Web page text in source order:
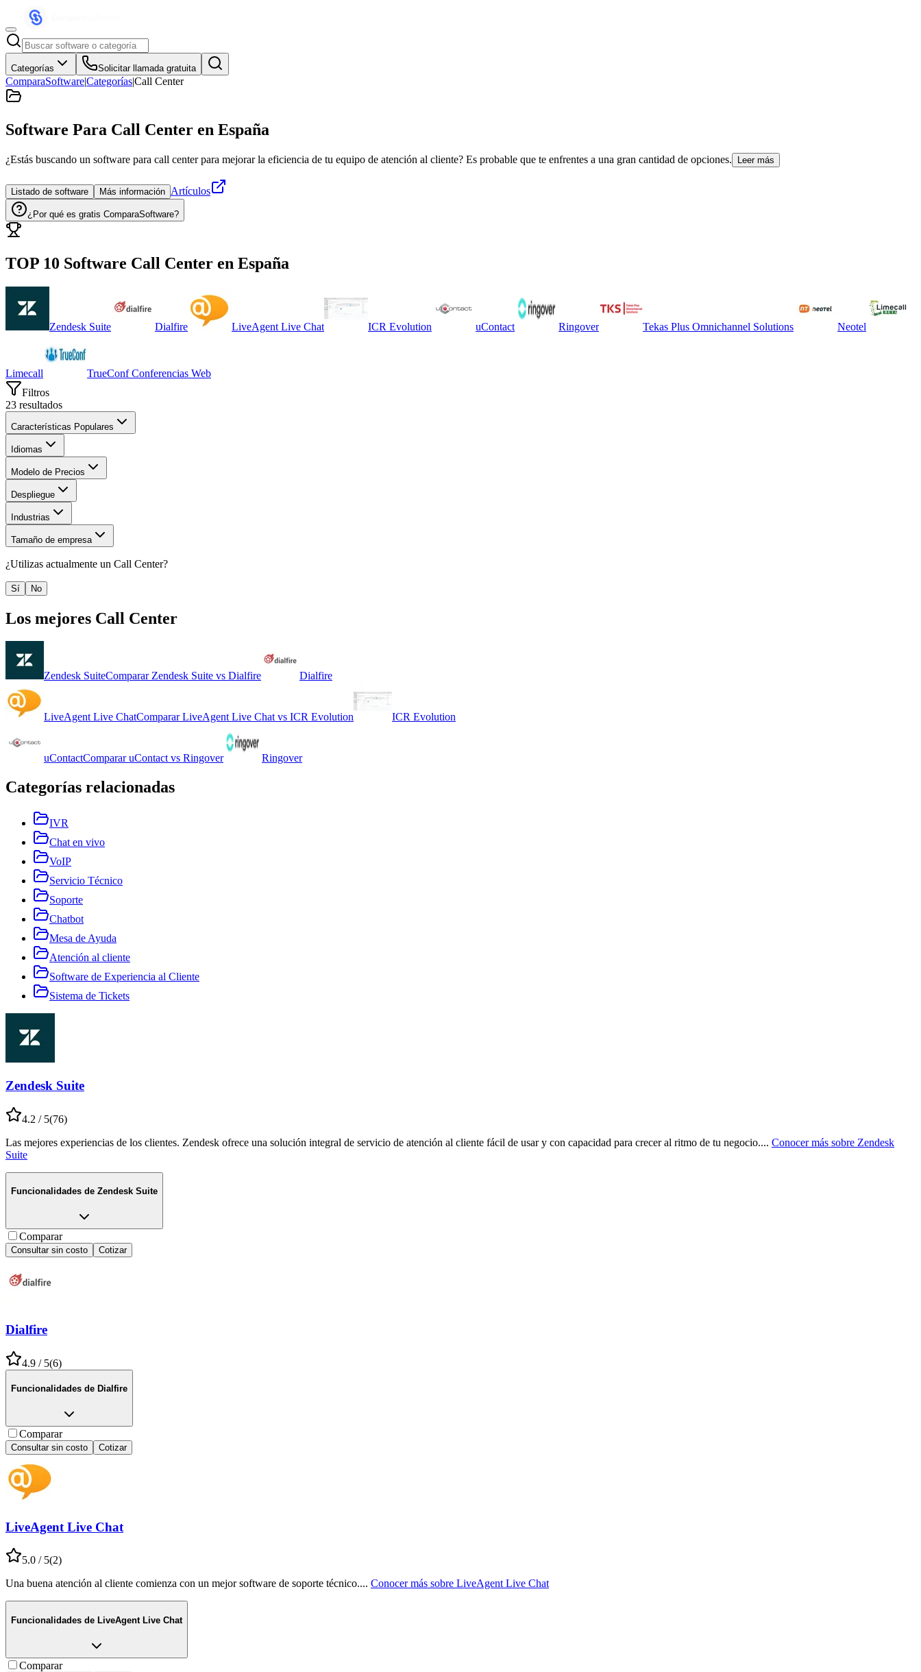
Categorías Solicitar llamada gratuita
ComparaSoftware|Categorías|Call Center
Software Para Call Center en España
¿Estás buscando un software para call center para mejorar la eficiencia de tu equipo de atención al cliente? Es probable que te enfrentes a una gran cantidad de opciones. Leer más
Listado de software Más información Artículos
¿Por qué es gratis ComparaSoftware?
TOP 10 Software Call Center en España
Zendesk Suite Dialfire LiveAgent Live Chat ICR Evolution uContact Ringover Tekas Plus Omnichannel Solutions Neotel
Limecall
TrueConf Conferencias Web
Filtros
23 resultados
Características Populares
Idiomas
Modelo de Precios
Despliegue
Industrias
Tamaño de empresa
¿Utilizas actualmente un Call Center?
Sí No
Los mejores Call Center
Zendesk SuiteComparar Zendesk Suite vs Dialfire Dialfire
LiveAgent Live ChatComparar LiveAgent Live Chatvs ICR Evolution ICR Evolution
uContactComparar uContactvs Ringover Ringover
Categorías relacionadas
IVR
Chat en vivo
VoIP
Servicio Técnico
Soporte
Chatbot
Mesa de Ayuda
Atención al cliente
Software de Experiencia al Cliente
Sistema de Tickets
Zendesk Suite
4.2 / 5(76)
Las mejores experiencias de los clientes. Zendesk ofrece una solución integral de servicio de atención al cliente fácil de usar y con capacidad para crecer al ritmo de tu negocio.... Conocer más sobre Zendesk
Suite
Funcionalidades de Zendesk Suite
Comparar
Consultar sin costo Cotizar
Dialfire
4.9 / 5(6)
Funcionalidades de Dialfire
Comparar
Consultar sin costo Cotizar
LiveAgent Live Chat
5.0 / 5(2)
Una buena atención al cliente comienza con un mejor software de soporte técnico.... Conocer más sobre LiveAgent Live Chat
Funcionalidades de LiveAgent Live Chat
Comparar